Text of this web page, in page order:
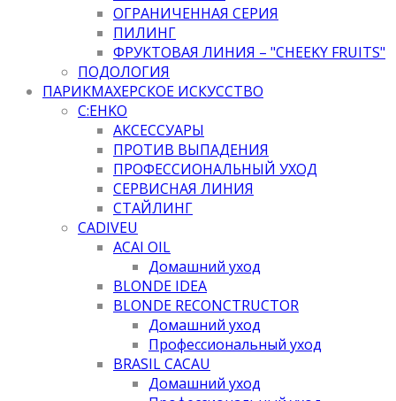
ОГРАНИЧЕННАЯ СЕРИЯ
ПИЛИНГ
ФРУКТОВАЯ ЛИНИЯ – "CHEEKY FRUITS"
ПОДОЛОГИЯ
ПАРИКМАХЕРСКОЕ ИСКУССТВО
C:EHKO
АКСЕССУАРЫ
ПРОТИВ ВЫПАДЕНИЯ
ПРОФЕССИОНАЛЬНЫЙ УХОД
СЕРВИСНАЯ ЛИНИЯ
СТАЙЛИНГ
CADIVEU
ACAI OIL
Домашний уход
BLONDE IDEA
BLONDE RECONCTRUCTOR
Домашний уход
Профессиональный уход
BRASIL CACAU
Домашний уход